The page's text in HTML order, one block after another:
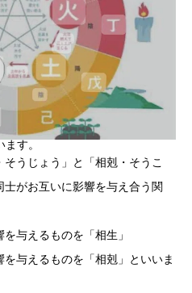
す。
うじょう」と「相剋・そうこ
士がお互いに影響を与え合う関
与えるものを「相生」
与えるものを「相剋」といいま